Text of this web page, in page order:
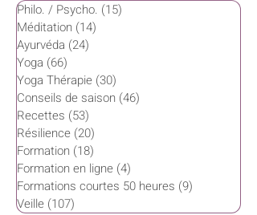
Philo. / Psycho. (15)
Méditation (14)
Ayurvéda (24)
Yoga (66)
Yoga Thérapie (30)
Conseils de saison (46)
Recettes (53)
Résilience (20)
Formation (18)
Formation en ligne (4)
Formations courtes 50 heures (9)
Veille (107)